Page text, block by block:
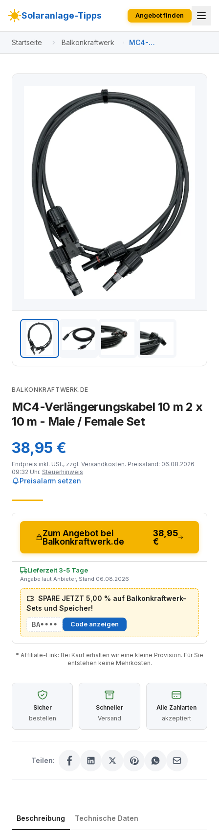
Solaranlage-Tipps Angebot finden
Startseite Balkonkraftwerk
MC4-
Verlängerungskabel
Female Set
BALKONKRAFTWERK.DE
MC4-Verlängerungskabel 10 m 2 x
10 m - Male / Female Set
38,95 €
Endpreis inkl. USt., zzgl. Versandkosten. Preisstand: 06.08.2026
09:32 Uhr. Steuerhinweis
Preisalarm setzen
Zum Angebot bei
Balkonkraftwerk.de
38,95
€
Lieferzeit 3-5 Tage
Angabe laut Anbieter, Stand 06.08.2026
SPARE JETZT 5,00 % auf Balkonkraftwerk-
Sets und Speicher!
BA•••• Code anzeigen
* Affiliate-Link: Bei Kauf erhalten wir eine kleine Provision. Für Sie
entstehen keine Mehrkosten.
Sicher
bestellen
Schneller
Versand
Alle Zahlarten
akzeptiert
Teilen:
Beschreibung Technische Daten